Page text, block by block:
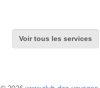
Voir tous les services